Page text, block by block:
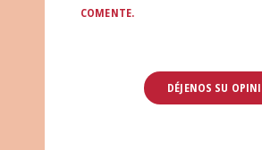
COMENTE.